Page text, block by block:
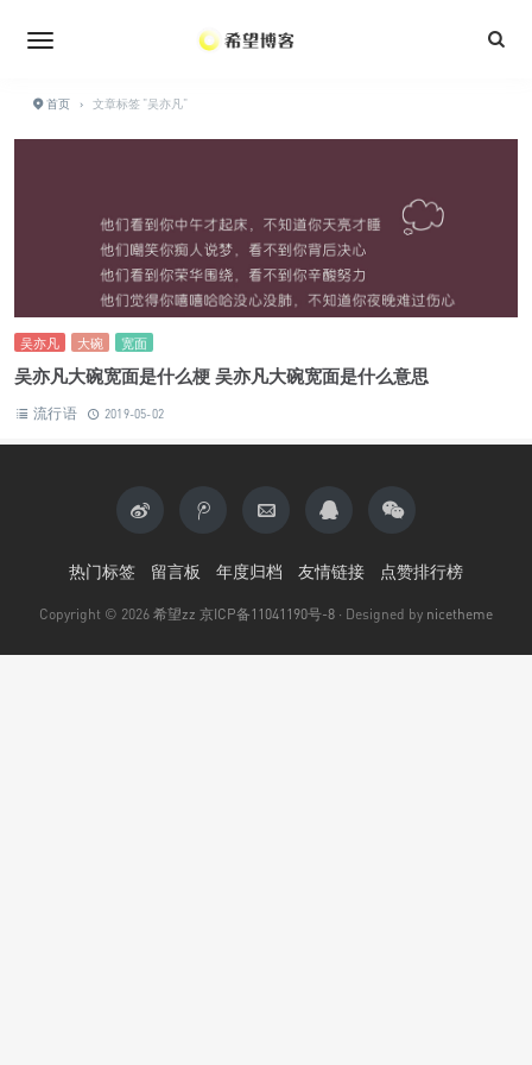
首页 › 文章标签 "吴亦凡"
吴亦凡 大碗 宽面
吴亦凡大碗宽面是什么梗 吴亦凡大碗宽面是什么意思
流行语 2019-05-02
热门标签 留言板 年度归档 友情链接 点赞排行榜
Copyright © 2026 希望zz 京ICP备11041190号-8 · Designed by nicetheme